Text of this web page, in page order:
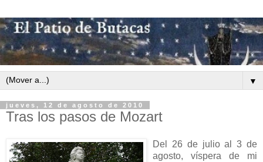
▼
jueves, 12 de agosto de 2010
Tras los pasos de Mozart
Del 26 de julio al 3 de
agosto, víspera de mi